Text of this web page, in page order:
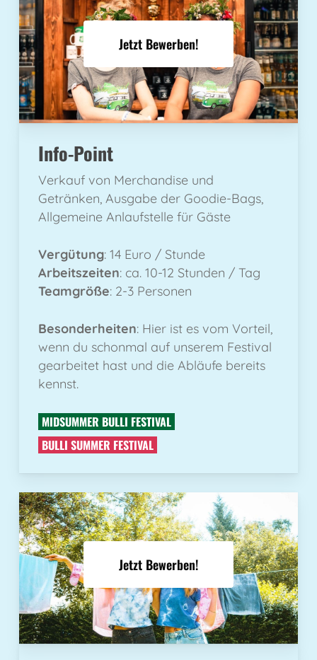
Jetzt Bewerben!
Info-Point
Verkauf von Merchandise und
Getränken, Ausgabe der Goodie-Bags,
Allgemeine Anlaufstelle für Gäste
Vergütung: 14 Euro / Stunde
Arbeitszeiten: ca. 10-12 Stunden / Tag
Teamgröße: 2-3 Personen
Besonderheiten: Hier ist es vom Vorteil,
wenn du schonmal auf unserem Festival
gearbeitet hast und die Abläufe bereits
kennst.
MIDSUMMER BULLI FESTIVAL
BULLI SUMMER FESTIVAL
Jetzt Bewerben!